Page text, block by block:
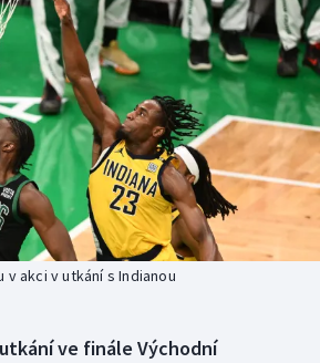
v akci v utkání s Indianou
ve finále Východní